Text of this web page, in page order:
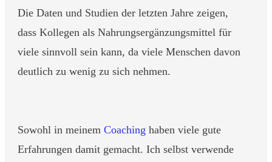
Die Daten und Studien der letzten Jahre zeigen,
dass Kollegen als Nahrungsergänzungsmittel für
viele sinnvoll sein kann, da viele Menschen davon
deutlich zu wenig zu sich nehmen.
Sowohl in meinem Coaching haben viele gute
Erfahrungen damit gemacht. Ich selbst verwende